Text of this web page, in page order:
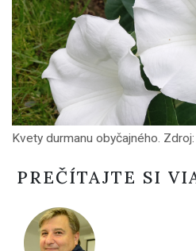
Kvety durmanu obyčajného. Zdroj:
PREČÍTAJTE SI